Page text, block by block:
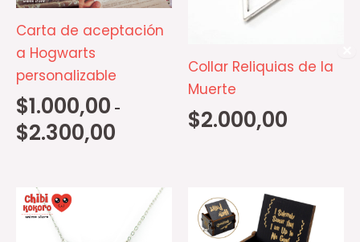
Carta de aceptación
a Hogwarts
personalizable
$1.000,00 -
$2.300,00
Las
opciones
se
pueden
elegir
en
la
de
producto
Collar Reliquias de la
Muerte
$2.000,00